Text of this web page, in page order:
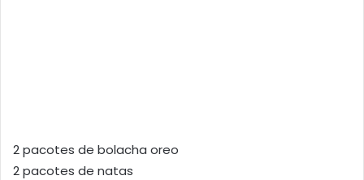
2 pacotes de bolacha oreo
2 pacotes de natas